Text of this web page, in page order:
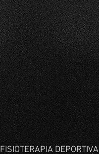
FISIOTERAPIA DEPORTIVA